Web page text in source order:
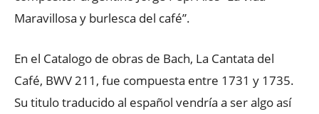
Maravillosa y burlesca del café”.
En el Catalogo de obras de Bach, La Cantata del
Café, BWV 211, fue compuesta entre 1731 y 1735.
Su titulo traducido al español vendría a ser algo así